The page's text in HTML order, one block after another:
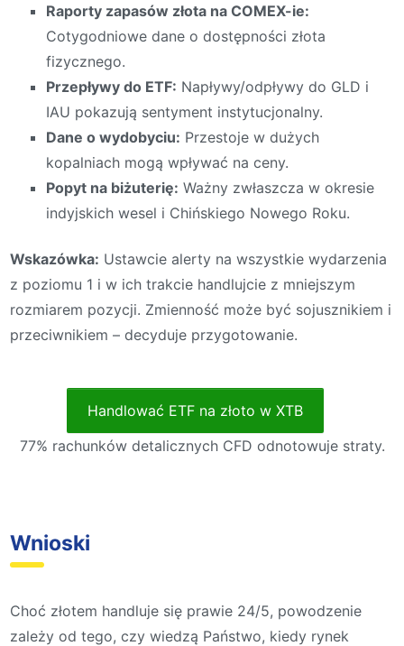
Raporty zapasów złota na COMEX-ie:
Cotygodniowe dane o dostępności złota
fizycznego.
Przepływy do ETF: Napływy/odpływy do GLD i
IAU pokazują sentyment instytucjonalny.
Dane o wydobyciu: Przestoje w dużych
kopalniach mogą wpływać na ceny.
Popyt na biżuterię: Ważny zwłaszcza w okresie
indyjskich wesel i Chińskiego Nowego Roku.
Wskazówka: Ustawcie alerty na wszystkie wydarzenia
z poziomu 1 i w ich trakcie handlujcie z mniejszym
rozmiarem pozycji. Zmienność może być sojusznikiem i
przeciwnikiem – decyduje przygotowanie.
Handlować ETF na złoto w XTB
77% rachunków detalicznych CFD odnotowuje straty.
Wnioski
Choć złotem handluje się prawie 24/5, powodzenie
zależy od tego, czy wiedzą Państwo, kiedy rynek